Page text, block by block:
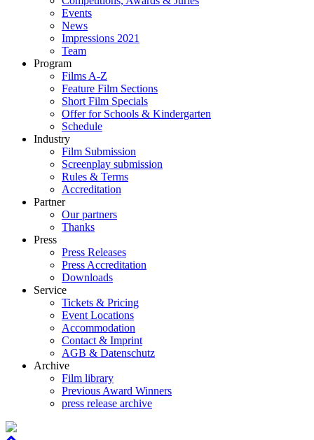
Events
News
Impressions 2021
Team
Program
Films A-Z
Feature Film Sections
Short Film Specials
Offer for Schools & Kindergarten
Schedule
Industry
Film Submission
Screenplay submission
Rules & Terms
Accreditation
Partner
Our partners
Thanks
Press
Press Releases
Press Accreditation
Downloads
Service
Tickets & Pricing
Event Locations
Accommodation
Contact & Imprint
AGB & Datenschutz
Archive
Film library
Previous Award Winners
press release archive